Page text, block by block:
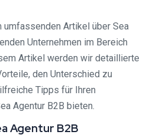
umfassenden Artikel über Sea
Unternehmen im Bereich
Artikel werden wir detaillierte
den Unterschied zu
Tipps für Ihren
Agentur B2B bieten.
Agentur B2B